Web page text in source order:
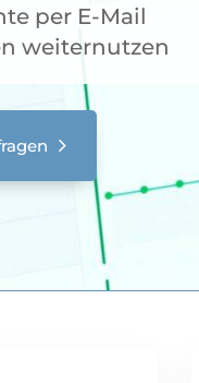
per E-Mail
weiternutzen